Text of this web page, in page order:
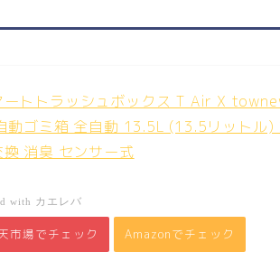
ートトラッシュボックス T Air X
動ゴミ箱 全自動 13.5L (13.5リットル)
換 消臭 センサー式
with カエレバ
市場でチェック Amazonでチェック